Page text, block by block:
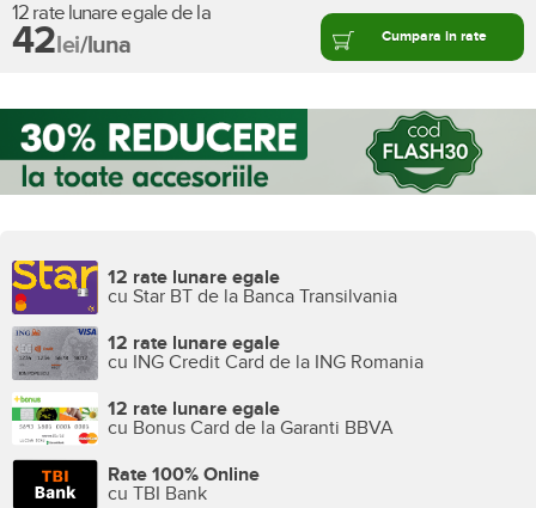
12 rate lunare egale de la
42lei/luna Cumpara in rate
12 rate lunare egale
cu Star BT de la Banca Transilvania
12 rate lunare egale
cu ING Credit Card de la ING Romania
12 rate lunare egale
cu Bonus Card de la Garanti BBVA
Rate 100% Online
cu TBI Bank